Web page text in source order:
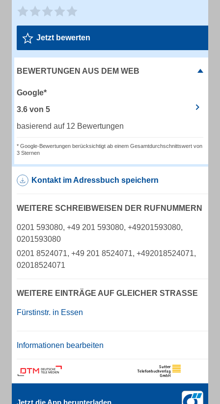
Jetzt bewerten
BEWERTUNGEN AUS DEM WEB
Google*
3.6 von 5
basierend auf 12 Bewertungen
* Google-Bewertungen berücksichtigt ab einem Gesamtdurchschnittswert von
3 Sternen
Kontakt im Adressbuch speichern
WEITERE SCHREIBWEISEN DER RUFNUMMERN
0201 593080, +49 201 593080, +49201593080,
0201593080
0201 8524071, +49 201 8524071, +492018524071,
02018524071
WEITERE EINTRÄGE AUF GLEICHER STRASSE
Fürstinstr. in Essen
Informationen bearbeiten
Jetzt die App herunterladen.